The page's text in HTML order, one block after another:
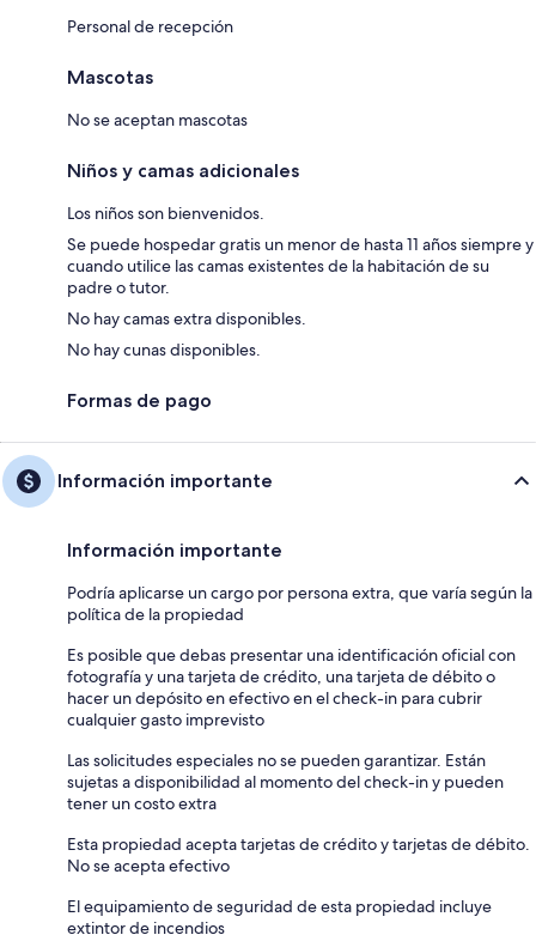
Personal de recepción
Mascotas
No se aceptan mascotas
Niños y camas adicionales
Los niños son bienvenidos.
Se puede hospedar gratis un menor de hasta 11 años siempre y
cuando utilice las camas existentes de la habitación de su
padre o tutor.
No hay camas extra disponibles.
No hay cunas disponibles.
Formas de pago
Información importante
Información importante
Podría aplicarse un cargo por persona extra, que varía según la
política de la propiedad
Es posible que debas presentar una identificación oficial con
fotografía y una tarjeta de crédito, una tarjeta de débito o
hacer un depósito en efectivo en el check-in para cubrir
cualquier gasto imprevisto
Las solicitudes especiales no se pueden garantizar. Están
sujetas a disponibilidad al momento del check-in y pueden
tener un costo extra
Esta propiedad acepta tarjetas de crédito y tarjetas de débito.
No se acepta efectivo
El equipamiento de seguridad de esta propiedad incluye
extintor de incendios